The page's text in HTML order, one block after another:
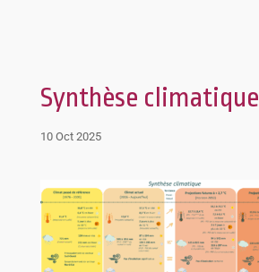
Synthèse climatique
10 Oct 2025